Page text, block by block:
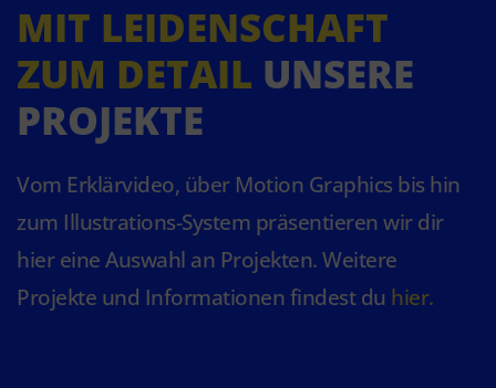
MIT LEIDENSCHAFT
ZUM DETAIL UNSERE
PROJEKTE
Vom Erklärvideo, über Motion Graphics bis hin
zum Illustrations-System präsentieren wir dir
hier eine Auswahl an Projekten. Weitere
Projekte und Informationen findest du hier.